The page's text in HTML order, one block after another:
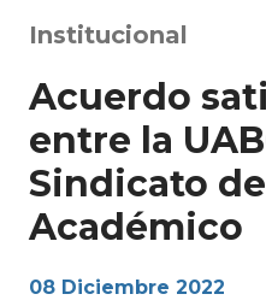
Institucional
Acuerdo
entre la
Sindicato
Académico
08 Diciembre 2022